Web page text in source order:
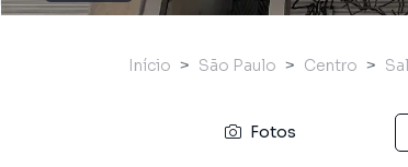
Início São Paulo Centro
Fotos